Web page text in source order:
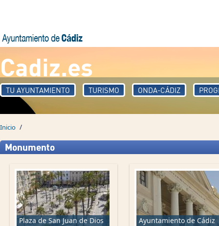
Cadiz.es
TU AYUNTAMIENTO TURISMO ONDA-CÁDIZ
Inicio /
Monumento
Plaza de San Juan de Dios Ayuntamiento de Cádiz
Páginas